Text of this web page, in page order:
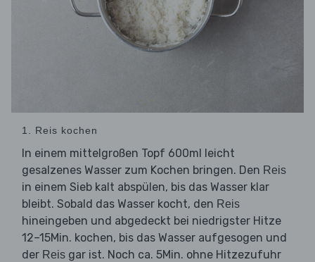
1. Reis kochen
In einem mittelgroßen Topf 600ml leicht
gesalzenes Wasser zum Kochen bringen. Den Reis
in einem Sieb kalt abspülen, bis das Wasser klar
bleibt. Sobald das Wasser kocht, den Reis
hineingeben und abgedeckt bei niedrigster Hitze
12–15Min. kochen, bis das Wasser aufgesogen und
der Reis gar ist. Noch ca. 5Min. ohne Hitzezufuhr